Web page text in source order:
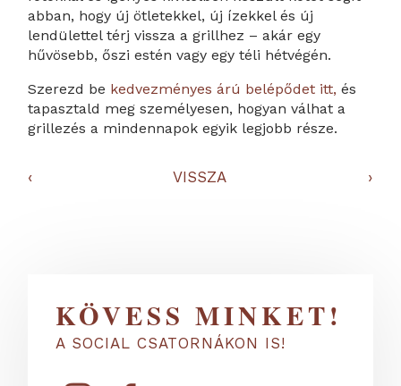
abban, hogy új ötletekkel, új ízekkel és új
lendülettel térj vissza a grillhez – akár egy
hűvösebb, őszi estén vagy egy téli hétvégén.
Szerezd be kedvezményes árú belépődet itt, és
tapasztald meg személyesen, hogyan válhat a
grillezés a mindennapok egyik legjobb része.
‹ VISSZA ›
KÖVESS MINKET!
A SOCIAL CSATORNÁKON IS!